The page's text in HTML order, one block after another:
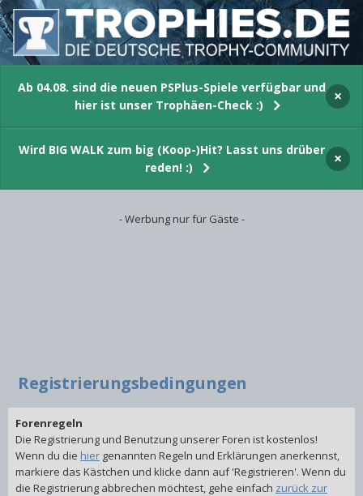
Ab 04.08. sind die neuen PSPlus-Spiele verfügbar und
hier ist unser Trophäen-Check :)
×
Wird BIG WALK zum big (Koop-)Hit? Lasst uns drüber
reden! :)
×
- Werbung nur für Gäste -
Registrierungsbedingungen
Forenregeln
Die Registrierung und Benutzung unserer Foren ist kostenlos!
Wenn du die hier genannten Regeln und Erklärungen anerkennst,
markiere das Kästchen und klicke dann auf 'Registrieren'. Wenn du
die Registrierung abbrechen möchtest, gehe einfach zurück zur